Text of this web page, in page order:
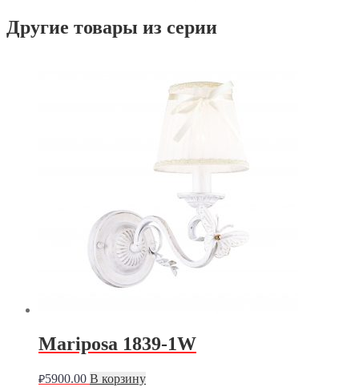
Другие товары из серии
Mariposa 1839-1W
₽5900.00 В корзину